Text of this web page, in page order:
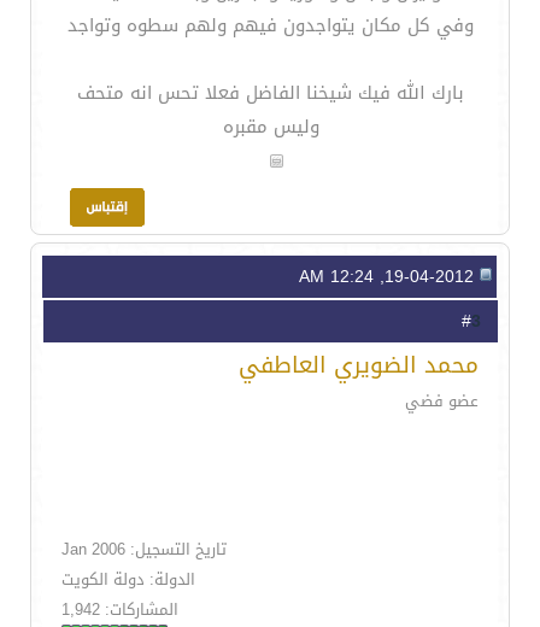
وفي كل مكان يتواجدون فيهم ولهم سطوه وتواجد
بارك الله فيك شيخنا الفاضل فعلا تحس انه متحف
وليس مقبره
3
محمد الضويري العاطفي
عضو فضي
تاريخ التسجيل: Jan 2006
الدولة: دولة الكويت
المشاركات: 1,942